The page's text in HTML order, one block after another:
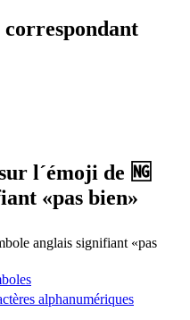
l´émoji de 🆖
«pas bien»
anglais signifiant «pas
alphanumériques